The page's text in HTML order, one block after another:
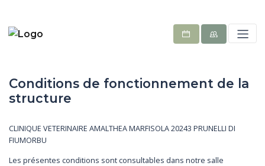
Conditions de fonctionnement de la
structure
CLINIQUE VETERINAIRE AMALTHEA MARFISOLA 20243 PRUNELLI DI
FIUMORBU
Les présentes conditions sont consultables dans notre salle